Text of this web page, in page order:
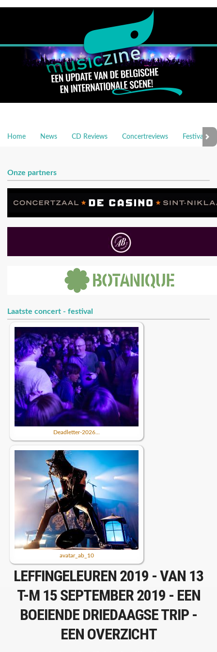
Home News CD Reviews Concertreviews
Onze partners
Laatste concert - festival
Deadletter-2026...
avatar_ab_10
LEFFINGELEUREN 2019 - VAN 13
T-M 15 SEPTEMBER 2019 - EEN
BOEIENDE DRIEDAAGSE TRIP -
EEN OVERZICHT